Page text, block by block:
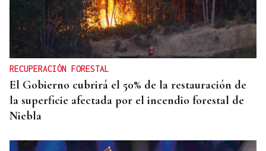
AUMENTA LA POBLACIÓN
La superpoblación estival anima y desborda
Ourense
RECUPERACIÓN FORESTAL
El Gobierno cubrirá el 50% de la restauración de
la superficie afectada por el incendio forestal de
Niebla